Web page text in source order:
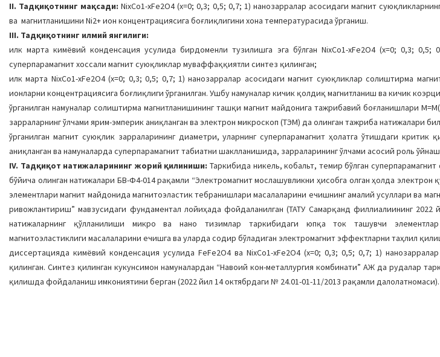
II. Тадқиқотнинг мақсади:NiхCо1-хFе2О4 (х=0; 0,3; 0,5; 0,7; 1) нанозарралар асосидаги магнит
ва магнитланишини Ni2+ ион концентрациясига боғлиқлигини хона температурасида ўрганиш.
III. Тадқиқотнинг илмий янгилиги:
илк марта кимёвий конденсация усулида бирдоменли тузилишга эга бўлган NiхCо1-хFе2О4 (х=0; 0,3; 0,5;
суперпарамагнит хоссали магнит суюқликлар муваффаққиятли синтез қилинган;
илк марта NiхCо1-хFе2О4 (х=0; 0,3; 0,5; 0,7; 1) нанозарралар асосидаги магнит суюқликлар солиштирма
ионларни концентрациясига боғлиқлиги ўрганилган. Ушбу намуналар кичик қолдиқ магнитланиш ва кичик
ўрганилган намуналар солиштирма магнитланишининг ташқи магнит майдонига тажрибавий боғланишлари
зарраларнинг ўлчами ярим-эмперик аниқланган ва электрон микроскоп (ТЭМ) да олинган тажриба натижалари
ўрганилган магнит суюқлик зарраларининг диаметри, уларнинг суперпарамагнит ҳолатга ўтишдаги
аниқланган ва намуналарда суперпарамагнит табиатни шаклланишида, зарраларининг ўлчами асосий роль
IV. Тадқиқот натижаларининг жорий қилиниши: Таркибида никель, кобальт, темир бўлган
бўйича олинган натижалари БВ-Ф4-014 рақамли “Электромагнит мослашувликни ҳисобга олган ҳолда
элементлари магнит майдонида магнитоэластик тебранишлари масалаларини ечишнинг амалий усуллари ва
ривожлантириш” мавзусидаги фундаментал лойиҳада фойдаланилган (ТАТУ Самарқанд филлиалиининг 2022
натижаларнинг қўлланилиши микро ва нано тизимлар таркибидаги юпқа ток ташувчи элементлар
магнитоэластиклиги масалаларини ечишга ва уларда содир бўладиган электромагнит эффектларни таҳлил
диссертацияда кимёвий конденсация усулида FeFе2О4 ва NiхCо1-хFе2О4 (х=0; 0,3; 0,5; 0,7; 1)
қилинган. Синтез қилинган кукунсимон намуналардан “Навоий кон-металлургия комбинати” АЖ да рудалар
қилишда фойдаланиш имкониятини берган (2022 йил 14 октябрдаги № 24.01-01-11/2013 рақамли далолатномаси).